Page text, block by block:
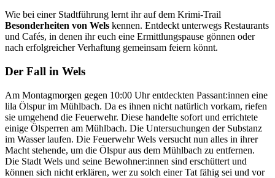
Wie bei einer Stadtführung lernt ihr auf dem Krimi-Trail
Besonderheiten von Wels kennen. Entdeckt unterwegs Restaurants
und Cafés, in denen ihr euch eine Ermittlungspause gönnen oder
nach erfolgreicher Verhaftung gemeinsam feiern könnt.
Der Fall in Wels
Am Montagmorgen gegen 10:00 Uhr entdeckten Passant:innen eine
lila Ölspur im Mühlbach. Da es ihnen nicht natürlich vorkam, riefen
sie umgehend die Feuerwehr. Diese handelte sofort und errichtete
einige Ölsperren am Mühlbach. Die Untersuchungen der Substanz
im Wasser laufen. Die Feuerwehr Wels versucht nun alles in ihrer
Macht stehende, um die Ölspur aus dem Mühlbach zu entfernen.
Die Stadt Wels und seine Bewohner:innen sind erschüttert und
können sich nicht erklären, wer zu solch einer Tat fähig sei und vor